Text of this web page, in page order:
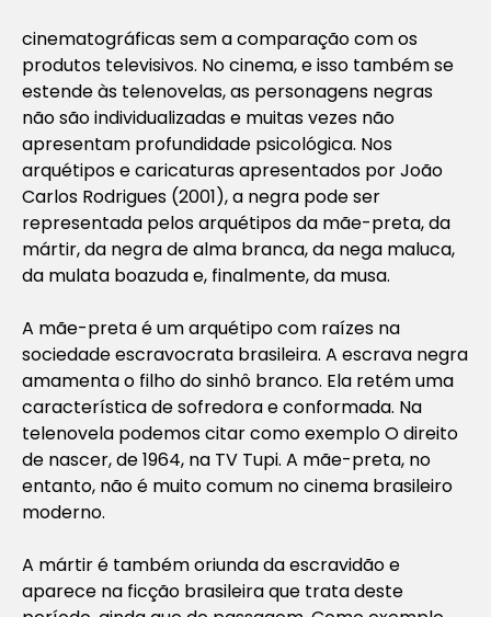
cinematográficas sem a comparação com os
produtos televisivos. No cinema, e isso também se
estende às telenovelas, as personagens negras
não são individualizadas e muitas vezes não
apresentam profundidade psicológica. Nos
arquétipos e caricaturas apresentados por João
Carlos Rodrigues (2001), a negra pode ser
representada pelos arquétipos da mãe-preta,da
mártir,da negra de alma branca,da nega maluca,
da mulata boazudae, finalmente, da musa.
A mãe-pretaé um arquétipo com raízes na
sociedade escravocrata brasileira. A escrava negra
amamenta o filho do sinhô branco. Ela retém uma
característica de sofredora e conformada. Na
telenovela podemos citar como exemploO direito
de nascer, de 1964, na TV Tupi. A mãe-preta, no
entanto, não é muito comum no cinema brasileiro
moderno.
A mártiré também oriunda da escravidão e
aparece na ficção brasileira que trata deste